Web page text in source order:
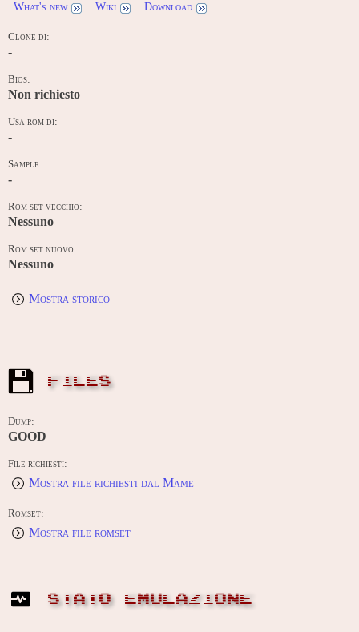
What's new Wiki Download
Clone di:
-
Bios:
Non richiesto
Usa rom di:
-
Sample:
-
Rom set vecchio:
Nessuno
Rom set nuovo:
Nessuno
Mostra storico
FILES
Dump:
GOOD
File richiesti:
Mostra file richiesti dal Mame
Romset:
Mostra file romset
STATO EMULAZIONE